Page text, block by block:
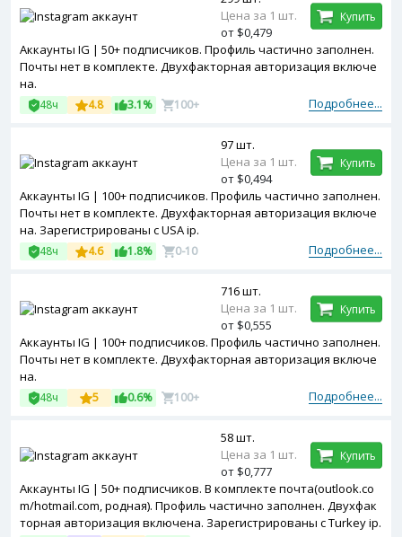
Аккаунты IG | 50+ подписчиков. Профиль частично заполнен.
Почты нет в комплекте. Двухфакторная авторизация включе
на.
Подробнее...
48ч 4.8 3.1% 100+
Цена за 1 шт.
от $0,479
Купить
Аккаунты IG | 100+ подписчиков. Профиль частично заполнен.
Почты нет в комплекте. Двухфакторная авторизация включе
на. Зарегистрированы с USA ip.
Подробнее...
48ч 4.6 1.8% 0-10
97 шт.
Цена за 1 шт.
от $0,494
Купить
Аккаунты IG | 100+ подписчиков. Профиль частично заполнен.
Почты нет в комплекте. Двухфакторная авторизация включе
на.
Подробнее...
48ч 5 0.6% 100+
716 шт.
Цена за 1 шт.
от $0,555
Купить
Аккаунты IG | 50+ подписчиков. В комплекте почта(outlook.co
m/hotmail.com, родная). Профиль частично заполнен. Двухфак
торная авторизация включена. Зарегистрированы с Turkey ip.
58 шт.
Цена за 1 шт.
от $0,777
Купить